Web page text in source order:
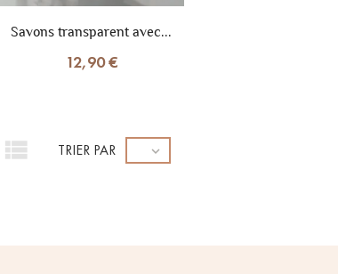
Savons transparent avec...
12,90 €
 TRIER PAR 